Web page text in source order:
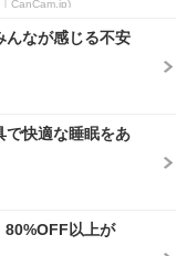
CanCam.jp)
んなが感じる不安
で快適な睡眠をあ
以上が